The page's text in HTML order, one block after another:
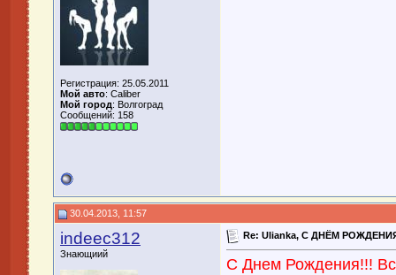
Регистрация: 25.05.2011
Мой авто: Caliber
Мой город: Волгоград
Сообщений: 158
30.04.2013, 11:57
indeec312
Знающиий
Re: Ulianka, С ДНЁМ
С Днем Рождения!!!